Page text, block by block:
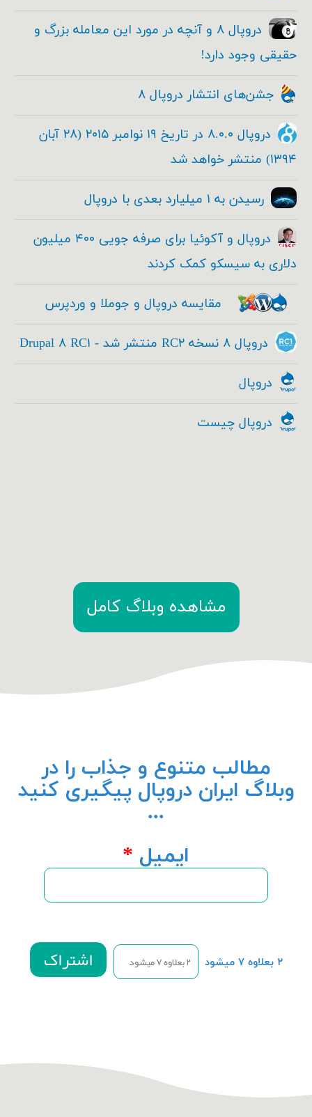
دروپال ۸ و آنچه در مورد این معامله بزرگ و
حقیقی وجود دارد!
جشن‌های انتشار دروپال ۸
دروپال ۸.۰.۰ در تاریخ ۱۹ نوامبر ۲۰۱۵ (۲۸ آبان
۱۳۹۴) منتشر خواهد شد
رسیدن به ۱ میلیارد بعدی با دروپال
دروپال و آکوئیا برای صرفه جویی ۴۰۰ میلیون
دلاری به سیسکو کمک کردند
مقایسه دروپال و جوملا و وردپرس
دروپال ۸ نسخه RC۲ منتشر شد - Drupal ۸ RC۱
دروپال
دروپال چیست
مشاهده وبلاگ کامل
مطالب متنوع و جذاب را در
وبلاگ ایران دروپال پیگیری کنید
...
ایمیل *
۲ بعلاوه ۷ میشود